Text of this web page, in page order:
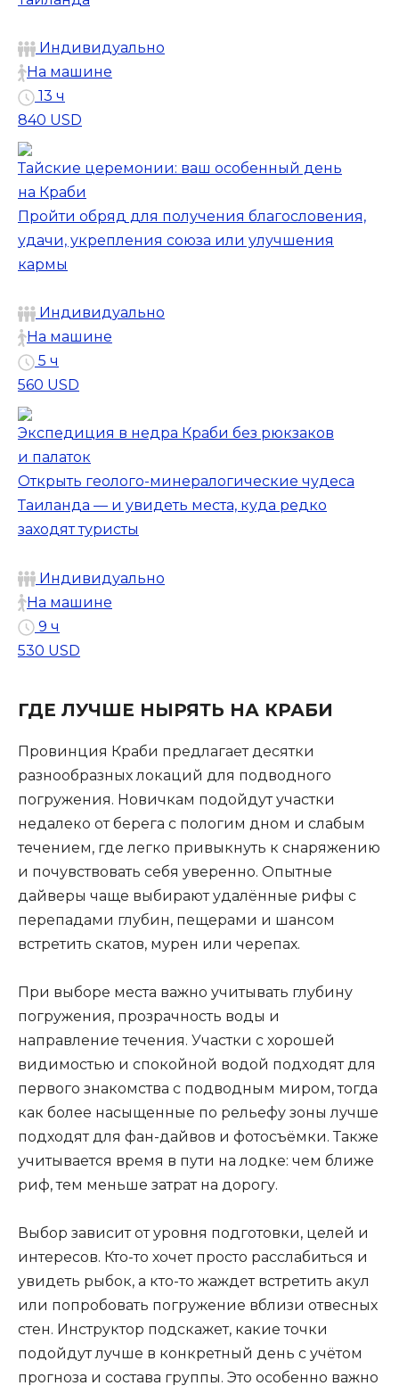
Индивидуально
На машине
13 ч
840 USD
Тайские церемонии: ваш особенный день
на Краби
Пройти обряд для получения благословения,
удачи, укрепления союза или улучшения
кармы
Индивидуально
На машине
5 ч
560 USD
Экспедиция в недра Краби без рюкзаков
и палаток
Открыть геолого-минералогические чудеса
Таиланда — и увидеть места, куда редко
заходят туристы
Индивидуально
На машине
9 ч
530 USD
ГДЕ ЛУЧШЕ НЫРЯТЬ НА КРАБИ
Провинция Краби предлагает десятки
разнообразных локаций для подводного
погружения. Новичкам подойдут участки
недалеко от берега с пологим дном и слабым
течением, где легко привыкнуть к снаряжению
и почувствовать себя уверенно. Опытные
дайверы чаще выбирают удалённые рифы с
перепадами глубин, пещерами и шансом
встретить скатов, мурен или черепах.
При выборе места важно учитывать глубину
погружения, прозрачность воды и
направление течения. Участки с хорошей
видимостью и спокойной водой подходят для
первого знакомства с подводным миром, тогда
как более насыщенные по рельефу зоны лучше
подходят для фан-дайвов и фотосъёмки. Также
учитывается время в пути на лодке: чем ближе
риф, тем меньше затрат на дорогу.
Выбор зависит от уровня подготовки, целей и
интересов. Кто-то хочет просто расслабиться и
увидеть рыбок, а кто-то жаждет встретить акул
или попробовать погружение вблизи отвесных
стен. Инструктор подскажет, какие точки
подойдут лучше в конкретный день с учётом
прогноза и состава группы. Это особенно важно